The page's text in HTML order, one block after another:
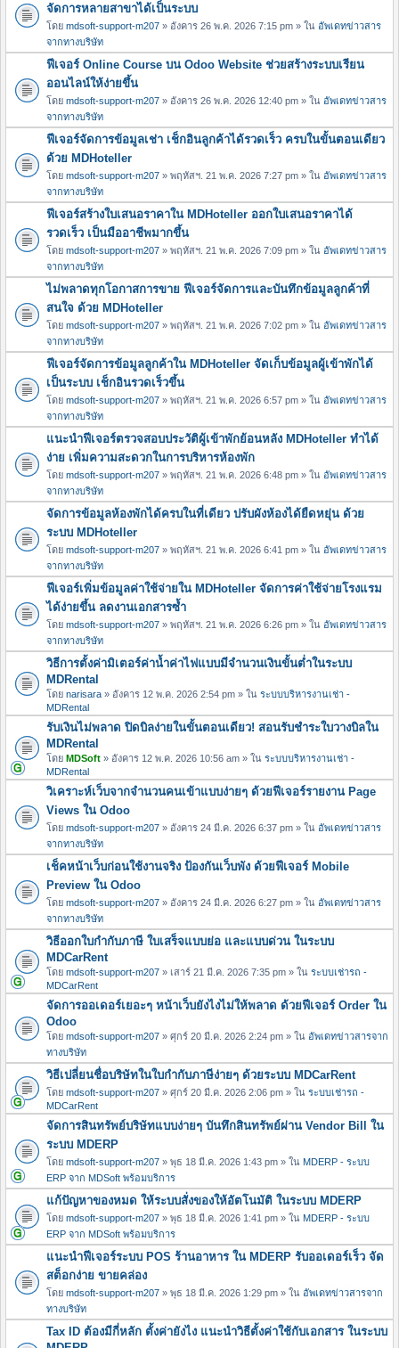
จัดการหลายสาขาได้เป็นระบบ
โดย mdsoft-support-m207 » อังคาร 26 พ.ค. 2026 7:15 pm » ใน อัพเดทข่าวสาร
จากทางบริษัท
ฟีเจอร์ Online Course บน Odoo Website ช่วยสร้างระบบเรียน
ออนไลน์ให้ง่ายขึ้น
โดย mdsoft-support-m207 » อังคาร 26 พ.ค. 2026 12:40 pm » ใน อัพเดทข่าวสาร
จากทางบริษัท
ฟีเจอร์จัดการข้อมูลเช่า เช็กอินลูกค้าได้รวดเร็ว ครบในขั้นตอนเดียว
ด้วย MDHoteller
โดย mdsoft-support-m207 » พฤหัสฯ. 21 พ.ค. 2026 7:27 pm » ใน อัพเดทข่าวสาร
จากทางบริษัท
ฟีเจอร์สร้างใบเสนอราคาใน MDHoteller ออกใบเสนอราคาได้
รวดเร็ว เป็นมืออาชีพมากขึ้น
โดย mdsoft-support-m207 » พฤหัสฯ. 21 พ.ค. 2026 7:09 pm » ใน อัพเดทข่าวสาร
จากทางบริษัท
ไม่พลาดทุกโอกาสการขาย ฟีเจอร์จัดการและบันทึกข้อมูลลูกค้าที่
สนใจ ด้วย MDHoteller
โดย mdsoft-support-m207 » พฤหัสฯ. 21 พ.ค. 2026 7:02 pm » ใน อัพเดทข่าวสาร
จากทางบริษัท
ฟีเจอร์จัดการข้อมูลลูกค้าใน MDHoteller จัดเก็บข้อมูลผู้เข้าพักได้
เป็นระบบ เช็กอินรวดเร็วขึ้น
โดย mdsoft-support-m207 » พฤหัสฯ. 21 พ.ค. 2026 6:57 pm » ใน อัพเดทข่าวสาร
จากทางบริษัท
แนะนำฟีเจอร์ตรวจสอบประวัติผู้เข้าพักย้อนหลัง MDHoteller ทำได้
ง่าย เพิ่มความสะดวกในการบริหารห้องพัก
โดย mdsoft-support-m207 » พฤหัสฯ. 21 พ.ค. 2026 6:48 pm » ใน อัพเดทข่าวสาร
จากทางบริษัท
จัดการข้อมูลห้องพักได้ครบในที่เดียว ปรับผังห้องได้ยืดหยุ่น ด้วย
ระบบ MDHoteller
โดย mdsoft-support-m207 » พฤหัสฯ. 21 พ.ค. 2026 6:41 pm » ใน อัพเดทข่าวสาร
จากทางบริษัท
ฟีเจอร์เพิ่มข้อมูลค่าใช้จ่ายใน MDHoteller จัดการค่าใช้จ่ายโรงแรม
ได้ง่ายขึ้น ลดงานเอกสารซ้ำ
โดย mdsoft-support-m207 » พฤหัสฯ. 21 พ.ค. 2026 6:26 pm » ใน อัพเดทข่าวสาร
จากทางบริษัท
วิธีการตั้งค่ามิเตอร์ค่าน้ำค่าไฟแบบมีจำนวนเงินขั้นต่ำในระบบ
MDRental
โดย narisara » อังคาร 12 พ.ค. 2026 2:54 pm » ใน ระบบบริหารงานเช่า -
MDRental
รับเงินไม่พลาด ปิดบิลง่ายในขั้นตอนเดียว! สอนรับชำระใบวางบิลใน
MDRental
โดย MDSoft » อังคาร 12 พ.ค. 2026 10:56 am » ใน ระบบบริหารงานเช่า -
MDRental
วิเคราะห์เว็บจากจำนวนคนเข้าแบบง่ายๆ ด้วยฟีเจอร์รายงาน Page
Views ใน Odoo
โดย mdsoft-support-m207 » อังคาร 24 มี.ค. 2026 6:37 pm » ใน อัพเดทข่าวสาร
จากทางบริษัท
เช็คหน้าเว็บก่อนใช้งานจริง ป้องกันเว็บพัง ด้วยฟีเจอร์ Mobile
Preview ใน Odoo
โดย mdsoft-support-m207 » อังคาร 24 มี.ค. 2026 6:27 pm » ใน อัพเดทข่าวสาร
จากทางบริษัท
วิธีออกใบกำกับภาษี ใบเสร็จแบบย่อ และแบบด่วน ในระบบ
MDCarRent
โดย mdsoft-support-m207 » เสาร์ 21 มี.ค. 2026 7:35 pm » ใน ระบบเช่ารถ -
MDCarRent
จัดการออเดอร์เยอะๆ หน้าเว็บยังไงไม่ให้พลาด ด้วยฟีเจอร์ Order ใน
Odoo
โดย mdsoft-support-m207 » ศุกร์ 20 มี.ค. 2026 2:24 pm » ใน อัพเดทข่าวสารจาก
ทางบริษัท
วิธีเปลี่ยนชื่อบริษัทในใบกำกับภาษีง่ายๆ ด้วยระบบ MDCarRent
โดย mdsoft-support-m207 » ศุกร์ 20 มี.ค. 2026 2:06 pm » ใน ระบบเช่ารถ -
MDCarRent
จัดการสินทรัพย์บริษัทแบบง่ายๆ บันทึกสินทรัพย์ผ่าน Vendor Bill ใน
ระบบ MDERP
โดย mdsoft-support-m207 » พุธ 18 มี.ค. 2026 1:43 pm » ใน MDERP - ระบบ
ERP จาก MDSoft พร้อมบริการ
แก้ปัญหาของหมด ให้ระบบสั่งของให้อัตโนมัติ ในระบบ MDERP
โดย mdsoft-support-m207 » พุธ 18 มี.ค. 2026 1:41 pm » ใน MDERP - ระบบ
ERP จาก MDSoft พร้อมบริการ
แนะนำฟีเจอร์ระบบ POS ร้านอาหาร ใน MDERP รับออเดอร์เร็ว จัด
สต็อกง่าย ขายคล่อง
โดย mdsoft-support-m207 » พุธ 18 มี.ค. 2026 1:29 pm » ใน อัพเดทข่าวสารจาก
ทางบริษัท
Tax ID ต้องมีกี่หลัก ตั้งค่ายังไง แนะนำวิธีตั้งค่าใช้กับเอกสาร ในระบบ